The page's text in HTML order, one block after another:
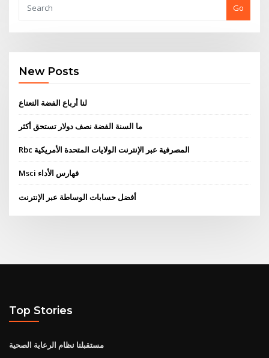
Go
New Posts
لنا أرباع الفضة النعناع
ما السنة الفضة نصف دولار تستحق أكثر
Rbc المصرفية عبر الإنترنت الولايات المتحدة الأمريكية
Msci فهارس الأداء
أفضل حسابات الوساطة عبر الإنترنت
Top Stories
مستقبلنا نظام الرعاية الصحية